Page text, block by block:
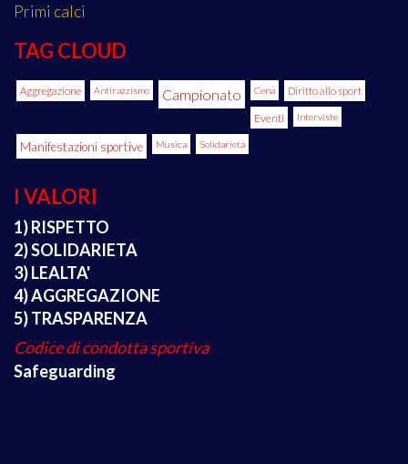
Primi calci
TAG CLOUD
Aggregazione Antirazzismo Campionato Cena Diritto allo sport
Eventi Interviste
Manifestazioni sportive Musica Solidarietà
I VALORI
1) RISPETTO
2) SOLIDARIETA
3) LEALTA'
4) AGGREGAZIONE
5) TRASPARENZA
Codice di condotta sportiva
Safeguarding